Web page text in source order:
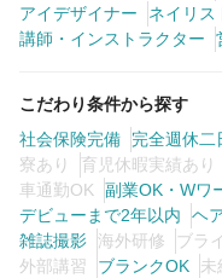
アイデザイナー
ネイリス
講師・インストラクター
こだわり条件から探す
社会保険完備
完全週休二
寮あり
育児休暇実績あり
車通勤OK 副業OK・Wワ
デビューまで2年以内
ヘ
雑誌撮影 海外研修 ブラ
外部講習
ブランクOK 未